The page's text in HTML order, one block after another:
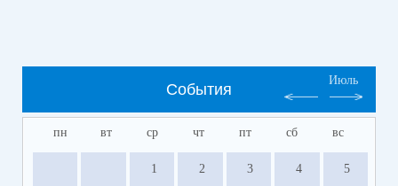
События
Июль
пн вт ср чт пт сб вс
1 2 3 4 5